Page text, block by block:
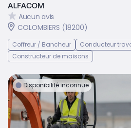
ALFACOM
Aucun avis
COLOMBIERS (18200)
Coffreur / Bancheur
Conducteur
Constructeur de maisons
Disponibilité inconnue